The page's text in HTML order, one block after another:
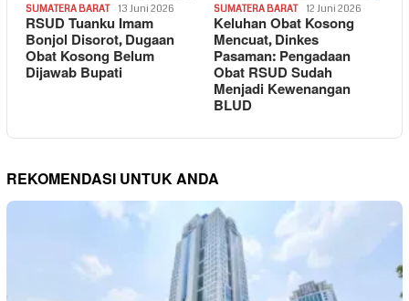
SUMATERA BARAT 13 Juni 2026
RSUD Tuanku Imam
Bonjol Disorot, Dugaan
Obat Kosong Belum
Dijawab Bupati
SUMATERA BARAT 12 Juni 2026
Keluhan Obat Kosong
Mencuat, Dinkes
Pasaman: Pengadaan
Obat RSUD Sudah
Menjadi Kewenangan
BLUD
REKOMENDASI UNTUK ANDA